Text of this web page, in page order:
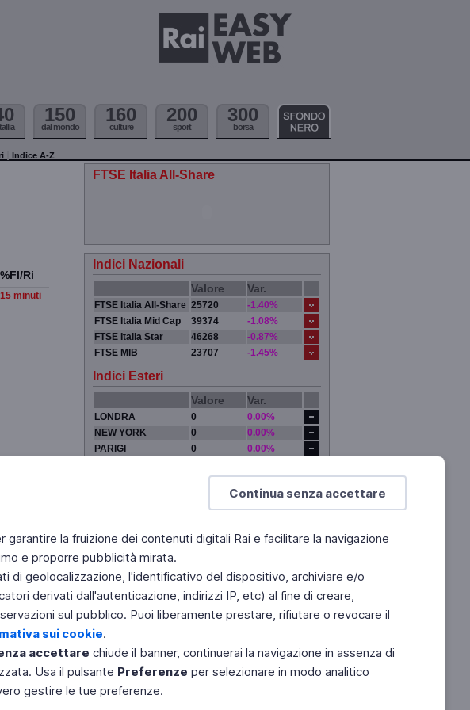
Continua senza accettare
la fruizione dei contenuti digitali Rai e facilitare la navigazione
e proporre pubblicità mirata.
di geolocalizzazione, l'identificativo del dispositivo, archiviare e/o
derivati dall'autenticazione, indirizzi IP, etc) al fine di creare,
sul pubblico. Puoi liberamente prestare, rifiutare o revocare il
sui cookie.
accettare chiude il banner, continuerai la navigazione in assenza di
Usa il pulsante Preferenze per selezionare in modo analitico
gestire le tue preferenze.
150
dal mondo
160
culture
200
sport
300
borsa
Indice A-Z
%Fl/Ri
minuti
FTSE Italia All-Share
Indici Nazionali
Valore Var.
FTSE Italia All-Share 25720
-1.40%
FTSE Italia Mid Cap
39374
-1.08%
FTSE Italia Star
46268
-0.87%
FTSE MIB
23707 -1.45%
Indici Esteri
Valore Var.
LONDRA 0
0.00%
NEW YORK
0
0.00%
PARIGI
0
0.00%
Siamo